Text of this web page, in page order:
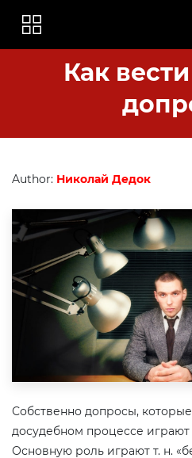
Как
Author: Николай Дедок
Собственно допросы,
досудебном процессе
Основную роль играют т. н.